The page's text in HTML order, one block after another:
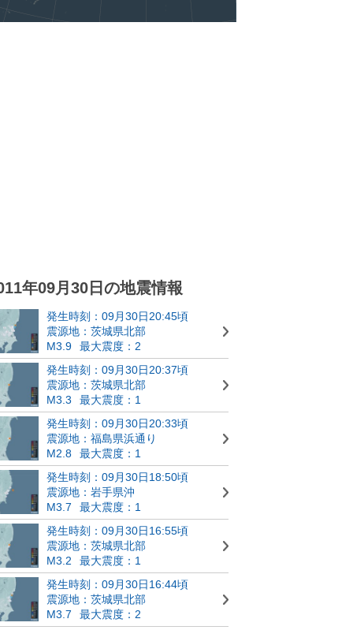
年09月30日の地震情報
発生時刻：09月30日20:45頃
震源地：茨城県北部
M3.9
最大震度：2
発生時刻：09月30日20:37頃
震源地：茨城県北部
M3.3
最大震度：1
発生時刻：09月30日20:33頃
震源地：福島県浜通り
M2.8
最大震度：1
発生時刻：09月30日18:50頃
震源地：岩手県沖
M3.7
最大震度：1
発生時刻：09月30日16:55頃
震源地：茨城県北部
M3.2
最大震度：1
発生時刻：09月30日16:44頃
震源地：茨城県北部
M3.7
最大震度：2